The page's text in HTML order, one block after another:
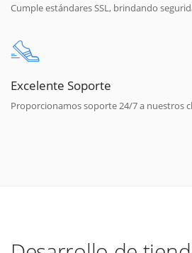
Cumple estándares SSL, brindando
Excelente Soporte
Proporcionamos soporte 24/7 a nuestros